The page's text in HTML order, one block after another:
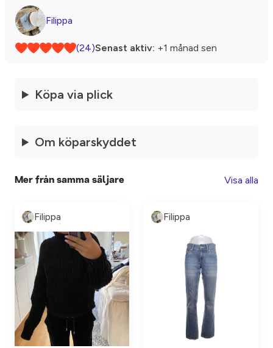
Filippa
(24)Senast aktiv: +1 månad sen
Köpa via plick
Om köparskyddet
Mer från samma säljare Visa alla
Filippa Filippa